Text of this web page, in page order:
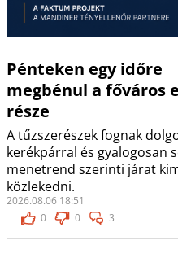
Pénteken egy időre
megbénul a főváros
része
A tűzszerészek fognak
kerékpárral és gyalogosan
menetrend szerinti járat
közlekedni.
2026.08.06 18:51
0
0 3